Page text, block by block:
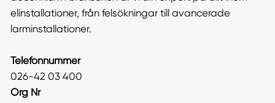
elinstallationer, från felsökningar till avancerade
larminstallationer.
Telefonnummer
026-42 03 400
Org Nr